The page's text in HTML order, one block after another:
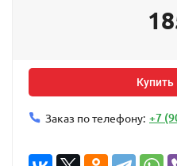
Купить
Заказ по телефону: +7